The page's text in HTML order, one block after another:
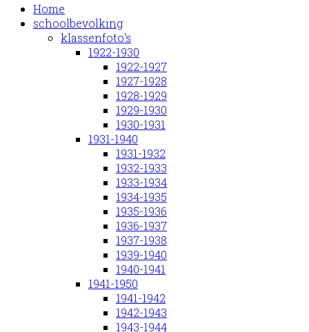
Home
schoolbevolking
klassenfoto's
1922-1930
1922-1927
1927-1928
1928-1929
1929-1930
1930-1931
1931-1940
1931-1932
1932-1933
1933-1934
1934-1935
1935-1936
1936-1937
1937-1938
1939-1940
1940-1941
1941-1950
1941-1942
1942-1943
1943-1944